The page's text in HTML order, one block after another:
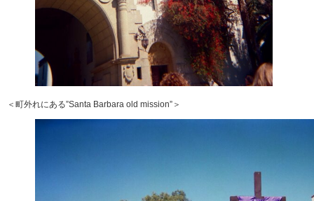
＜町外れにある”Santa Barbara old mission”＞